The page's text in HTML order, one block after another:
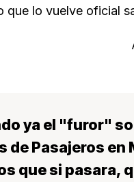
que lo vuelve oficial
ya el "furor"
de Pasajeros en
que si pasara,